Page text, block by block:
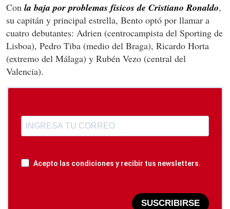
Con la baja por problemas físicos de Cristiano Ronaldo,
su capitán y principal estrella, Bento optó por llamar a
cuatro debutantes: Adrien (centrocampista del Sporting de
Lisboa), Pedro Tiba (medio del Braga), Ricardo Horta
(extremo del Málaga) y Rubén Vezo (central del
Valencia).
Acepto las condiciones y recibir tus newsletters.
SUSCRIBIRSE